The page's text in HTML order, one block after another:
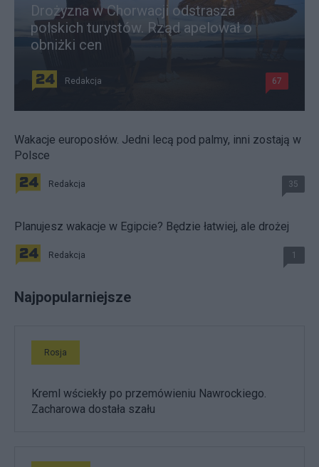
Drożyzna w Chorwacji odstrasza
polskich turystów. Rząd apelował o
obniżki cen
Redakcja 67
Wakacje europosłów. Jedni lecą pod palmy, inni zostają w
Polsce
Redakcja 35
Planujesz wakacje w Egipcie? Będzie łatwiej, ale drożej
Redakcja 1
Najpopularniejsze
Rosja
Kreml wściekły po przemówieniu Nawrockiego.
Zacharowa dostała szału